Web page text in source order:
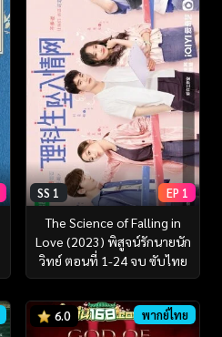
SS 1 EP 1
The Science of Falling in
Love (2023) พิสูจน์รักนายนัก
วิทย์ ตอนที่ 1-24 จบ ซับไทย
6.0 พากย์ไทย